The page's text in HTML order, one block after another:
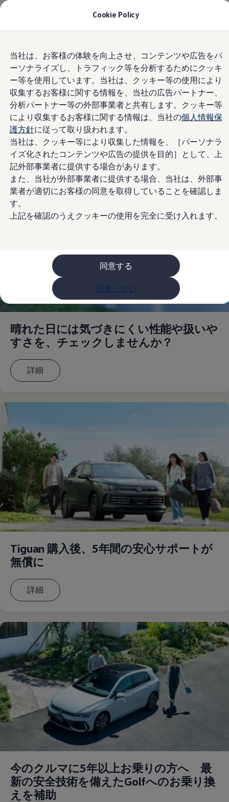
Cookie Policy
当社は、お客様の体験を向上させ、コンテンツや広告をパ
ーソナライズし、トラフィック等を分析するためにクッキ
ー等を使用しています。当社は、クッキー等の使用により
収集するお客様に関する情報を、当社の広告パートナー、
分析パートナー等の外部事業者と共有します。クッキー等
により収集するお客様に関する情報は、当社の個人情報保
護方針に従って取り扱われます。
当社は、クッキー等により収集した情報を、［パーソナラ
イズ化されたコンテンツや広告の提供を目的］として、上
記外部事業者に提供する場合があります。
また、当社が外部事業者に提供する場合、当社は、外部事
業者が適切にお客様の同意を取得していることを確認しま
す。
上記を確認のうえクッキーの使用を完全に受け入れます。
同意する
同意しない
main
content
to
footer
モデル＆見積りシミュレーション
セーフティ マイスター
ID. Buzz
T-Cross
Tiguan
Golf
Golf GTI
Golf R
Golf Variant
Golf R Variant
Passat
ID.4
Polo
Polo GTI
Golf Touran
T-Roc
T-Roc R
フォルクスワーゲンマガジン
キャンペーン/イベント
レビュー動画
オファー
Golf お乗り換えを10万円補助
Tiguan 購入後、5年間の安心サポートが無償
Golf Variant お乗り換えを10万円補助
Volkswagenアンバサダープログラム
ファイナンシャルサービス
フォルクスワーゲン自動車保険プラス
Volkswagen Card
お支払いシミュレーション
補助金・エコカー優遇制度
ID. Buzz
アフターサービス
サービスと純正部品
フォルクスワーゲン純正部品のメリット
点検と車検
修理と点検
エンジンオイルおよびフルード類
ホイールとタイヤ
路上故障に関するサポート
フォルクスワーゲンサービス
Lifestyle & goods
お客様情報
運転上の注意
自動車リサイクル法
ロイヤリティプログラム
安心プログラム
メンテナンスプログラム
延長保証ウォルフィサポート
カスタマーセンター
タイヤパンク補償
認定中古車
“Certified Pre-Owned”の品質とは
延長保証サービスガイド
9つの約束
スマート買取
キャンペーン/ファイナンスプログラム
フォルクスワーゲンについて
会社概要
会社概要EN
採用情報
オファー
個人情報の取り扱い)
店舗限定オファー
オファー実施中
晴れた日には気づきにくい性能や扱いや
すさを、チェックしませんか？
詳細
Tiguan 購入後、5年間の安心サポートが
無償に
詳細
今のクルマに5年以上お乗りの方へ 最
新の安全技術を備えたGolfへのお乗り換
えを補助